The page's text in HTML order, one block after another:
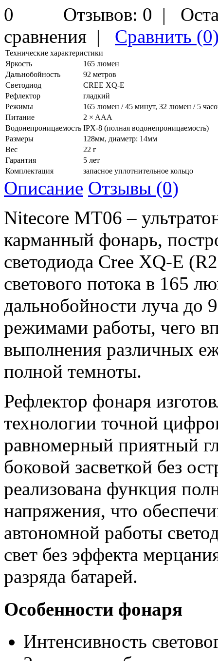
Отзывов: 0 |
сравнения | Сравнить
Технические характеристики
Яркость
165 люмен
Дальнобойность
92 метров
Светодиод
CREE XQ-E
Рефлектор
гладкий
Режимы
165 люмен / 45 минут, 32 люмен / 5
Питание
2 × AAA
Водонепроницаемость IPX-8 (полная водонепроницаемость)
Размеры
128мм, диаметр: 14мм
Вес
22 г
Гарантия
5 лет
Комплектация
запасное уплотнительное кольцо
Описание Отзывы (0)
Nitecore MT06 –
карманный фонарь,
светодиода Cree XQ-E
светового потока в 165
дальнобойности луча до
режимами работы, чего
выполнения различных
полной темноты.
Рефлектор фонаря
технологии точной
равномерный приятный
боковой засветкой без
реализована функция
напряжения, что
автономной работы
свет без эффекта
разряда батарей.
Особенности фонаря
Интенсивность